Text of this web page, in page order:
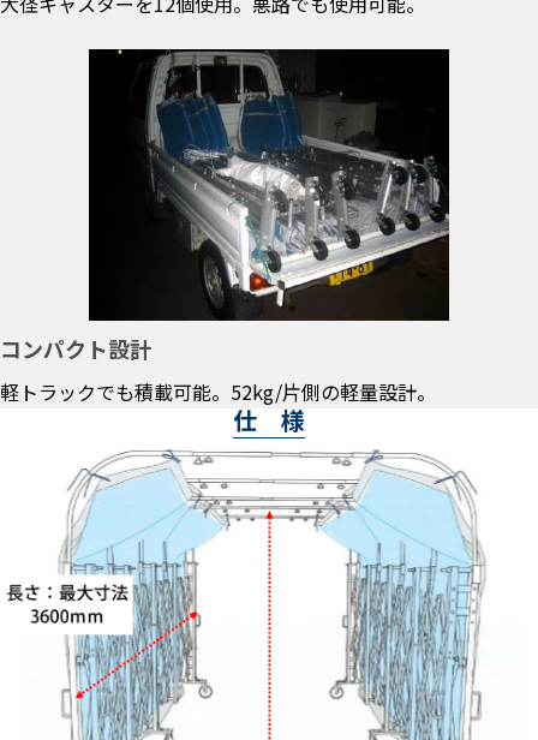
コンパクト設計
軽トラックでも積載可能。52kg/片側の軽量設計。
仕 様